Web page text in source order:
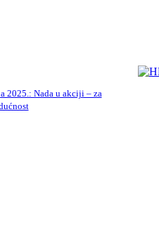
2025.: Nada u akciji – za